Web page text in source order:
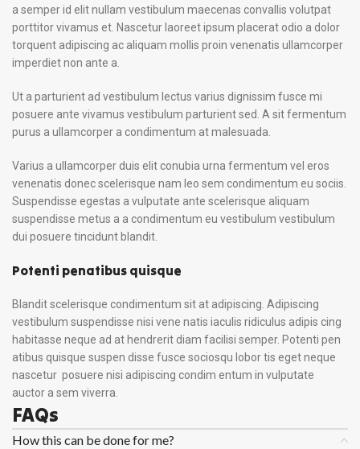
a semper id elit nullam vestibulum maecenas convallis volutpat
porttitor vivamus et. Nascetur laoreet ipsum placerat odio a dolor
torquent adipiscing ac aliquam mollis proin venenatis ullamcorper
imperdiet non ante a.
Ut a parturient ad vestibulum lectus varius dignissim fusce mi
posuere ante vivamus vestibulum parturient sed. A sit fermentum
purus a ullamcorper a condimentum at malesuada.
Varius a ullamcorper duis elit conubia urna fermentum vel eros
venenatis donec scelerisque nam leo sem condimentum eu sociis.
Suspendisse egestas a vulputate ante scelerisque aliquam
suspendisse metus a a condimentum eu vestibulum vestibulum
dui posuere tincidunt blandit.
Potenti penatibus quisque
Blandit scelerisque condimentum sit at adipiscing. Adipiscing
vestibulum suspendisse nisi vene natis iaculis ridiculus adipis cing
habitasse neque ad at hendrerit diam facilisi semper. Potenti pen
atibus quisque suspen disse fusce sociosqu lobor tis eget neque
nascetur posuere nisi adipiscing condim entum in vulputate
auctor a sem viverra.
FAQs
How this can be done for me?